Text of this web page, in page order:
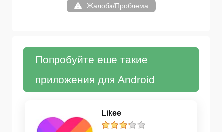
Жалоба/Проблема
Попробуйте еще такие
приложения для Android
Likee